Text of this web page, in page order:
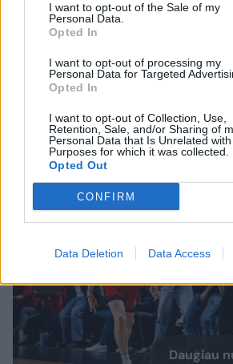
I want to opt-out of the Sale of my
Personal Data.
Opted In
I want to opt-out of processing my
Personal Data for Targeted
Opted In
I want to opt-out of Collection, Use,
Retention, Sale, and/or Sharing of
Personal Data that Is Unrelated
Purposes for which it was collected.
Opted Out
CONFIRM
Data Deletion Data Access
Lrytas.lt
Vilniaus „Rytas“
paskelbė, kad komandą
didžiausių pergalės FIBA
kalvių.
Daugiau